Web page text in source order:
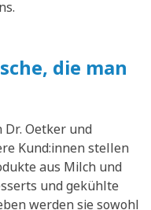
die man
Oetker und
Kund:innen stellen
aus Milch und
und gekühlte
werden sie sowohl